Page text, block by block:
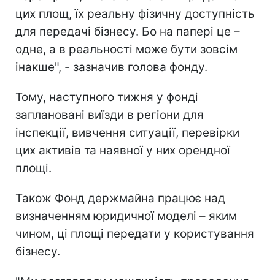
цих площ, їх реальну фізичну доступність
для передачі бізнесу. Бо на папері це –
одне, а в реальності може бути зовсім
інакше", - зазначив голова фонду.
Тому, наступного тижня у фонді
заплановані виїзди в регіони для
інспекції, вивчення ситуації, перевірки
цих активів та наявної у них орендної
площі.
Також Фонд держмайна працює над
визначенням юридичної моделі – яким
чином, ці площі передати у користування
бізнесу.